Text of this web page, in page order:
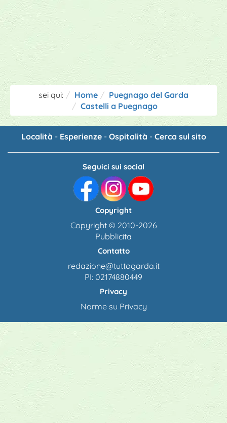
sei qui: Home
Puegnago del Garda
Castelli a Puegnago
Località - Esperienze- Ospitalità - Cerca sul sito
Seguici sui social
Copyright
Copyright © 2010-2026
Pubblicita
Contatto
redazione@tuttogarda.it
PI: 02174880449
Privacy
Norme su Privacy